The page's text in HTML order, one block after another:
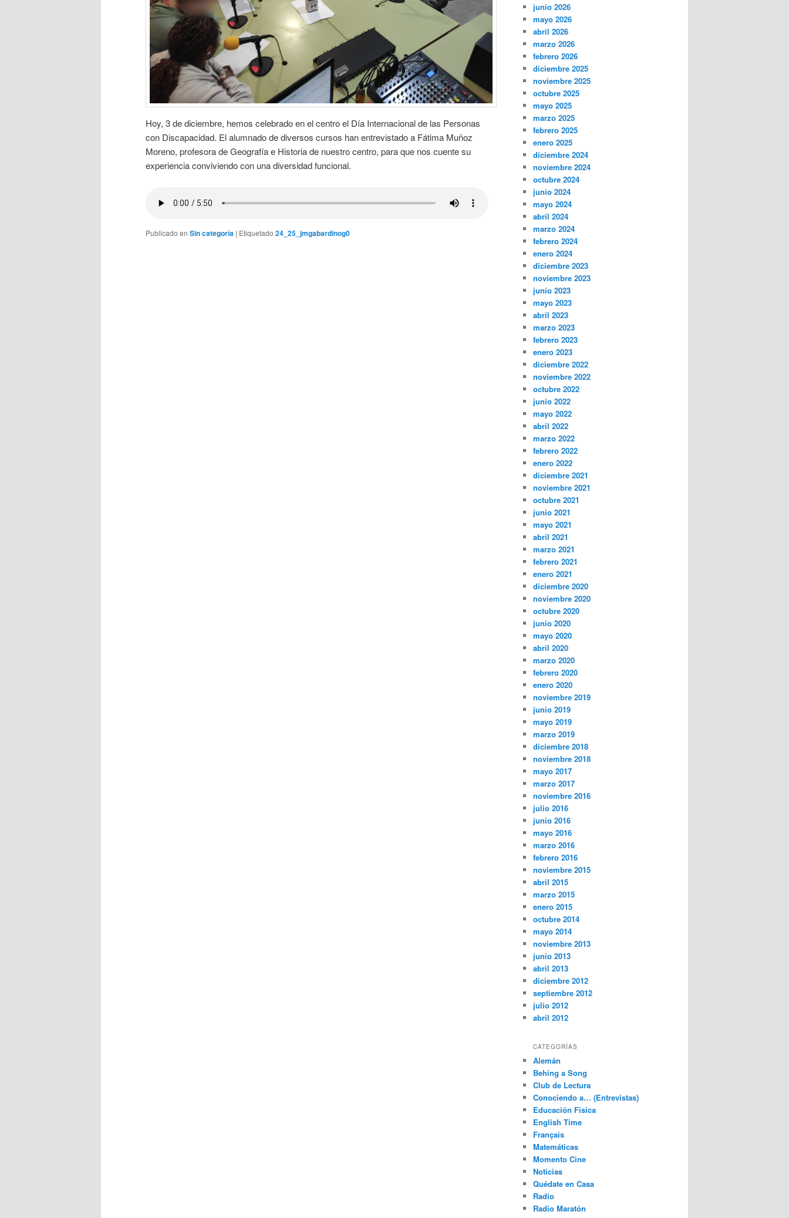
Hoy, 3 de diciembre, hemos celebrado en el centro el Día Internacional de las Personas
con Discapacidad. El alumnado de diversos cursos han entrevistado a Fátima Muñoz
Moreno, profesora de Geografía e Historia de nuestro centro, para que nos cuente su
experiencia conviviendo con una diversidad funcional.
Publicado en Sin categoría | Etiquetado 24_25_jmgabardinog0
junio 2026
mayo 2026
abril 2026
marzo 2026
febrero 2026
diciembre 2025
noviembre 2025
octubre 2025
mayo 2025
marzo 2025
febrero 2025
enero 2025
diciembre 2024
noviembre 2024
octubre 2024
junio 2024
mayo 2024
abril 2024
marzo 2024
febrero 2024
enero 2024
diciembre 2023
noviembre 2023
junio 2023
mayo 2023
abril 2023
marzo 2023
febrero 2023
enero 2023
diciembre 2022
noviembre 2022
octubre 2022
junio 2022
mayo 2022
abril 2022
marzo 2022
febrero 2022
enero 2022
diciembre 2021
noviembre 2021
octubre 2021
junio 2021
mayo 2021
abril 2021
marzo 2021
febrero 2021
enero 2021
diciembre 2020
noviembre 2020
octubre 2020
junio 2020
mayo 2020
abril 2020
marzo 2020
febrero 2020
enero 2020
noviembre 2019
junio 2019
mayo 2019
marzo 2019
diciembre 2018
noviembre 2018
mayo 2017
marzo 2017
noviembre 2016
julio 2016
junio 2016
mayo 2016
marzo 2016
febrero 2016
noviembre 2015
abril 2015
marzo 2015
enero 2015
octubre 2014
mayo 2014
noviembre 2013
junio 2013
abril 2013
diciembre 2012
septiembre 2012
julio 2012
abril 2012
CATEGORÍAS
Alemán
Behing a Song
Club de Lectura
Conociendo a… (Entrevistas)
Educación Física
English Time
Français
Matemáticas
Momento Cine
Noticias
Quédate en Casa
Radio
Radio Maratón